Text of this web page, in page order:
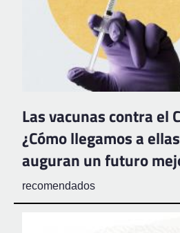
Las vacunas contra el
¿Cómo llegamos a
auguran un futuro
recomendados